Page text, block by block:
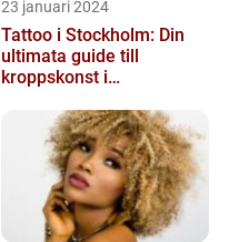
23 januari 2024
Tattoo i Stockholm: Din
ultimata guide till
kroppskonst i